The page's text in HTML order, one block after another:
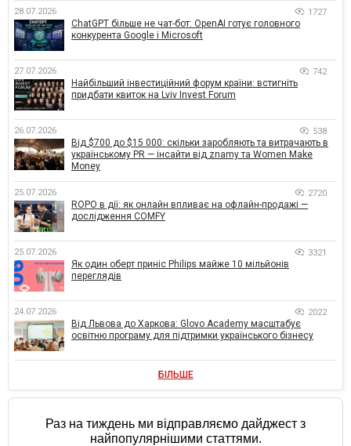
28.07.2026 1727
ChatGPT більше не чат-бот: OpenAI готує головного
конкурента Google і Microsoft
27.07.2026 742
Найбільший інвестиційний форум країни: встигніть
придбати квиток на Lviv Invest Forum
26.07.2026 538
Від $700 до $15 000: скільки заробляють та витрачають в
українському PR — інсайти від znamy та Women Make
Money
25.07.2026 2720
ROPO в дії: як онлайн впливає на офлайн-продажі —
дослідження COMFY
25.07.2026 3321
Як один оберт приніс Philips майже 10 мільйонів
переглядів
24.07.2026 2022
Від Львова до Харкова: Glovo Academy масштабує
освітню програму для підтримки українського бізнесу
БІЛЬШЕ
Раз на тиждень ми відправляємо дайджест з
найпопулярнішими статтями.